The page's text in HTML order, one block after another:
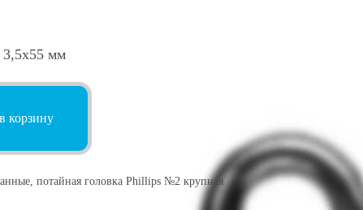
3,5х55 мм
корзину
потайная головка Phillips №2 крупная